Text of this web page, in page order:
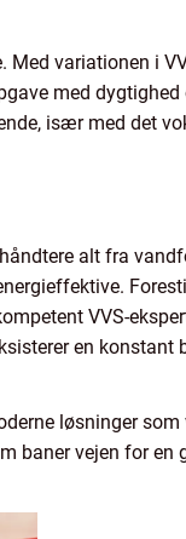
Med variationen i
med
især med det
alt fra
VVS-
en konstant
løsninger som
baner vejen for en